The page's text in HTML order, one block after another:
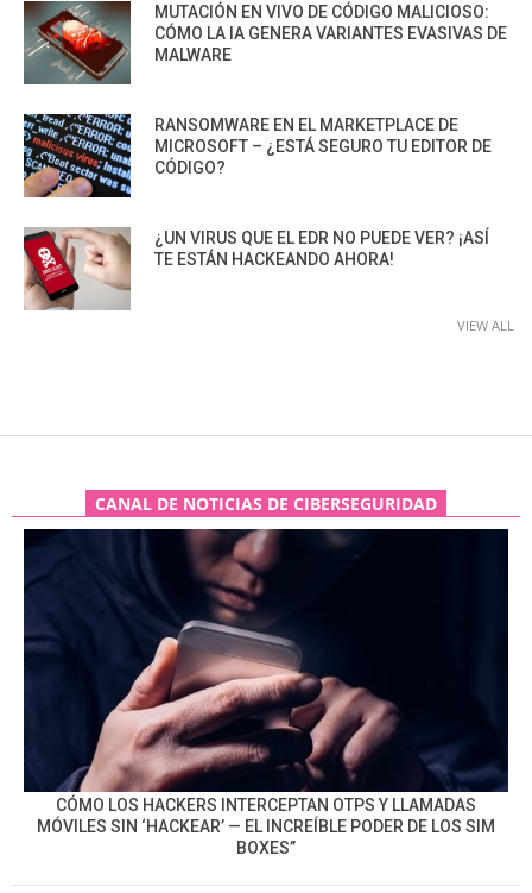
MUTACIÓN EN VIVO DE CÓDIGO MALICIOSO:
CÓMO LA IA GENERA VARIANTES EVASIVAS DE
MALWARE
RANSOMWARE EN EL MARKETPLACE DE
MICROSOFT – ¿ESTÁ SEGURO TU EDITOR DE
CÓDIGO?
¿UN VIRUS QUE EL EDR NO PUEDE VER? ¡ASÍ
TE ESTÁN HACKEANDO AHORA!
VIEW ALL
CANAL DE NOTICIAS DE CIBERSEGURIDAD
CÓMO LOS HACKERS INTERCEPTAN OTPS Y LLAMADAS
MÓVILES SIN ‘HACKEAR’ — EL INCREÍBLE PODER DE LOS SIM
BOXES”